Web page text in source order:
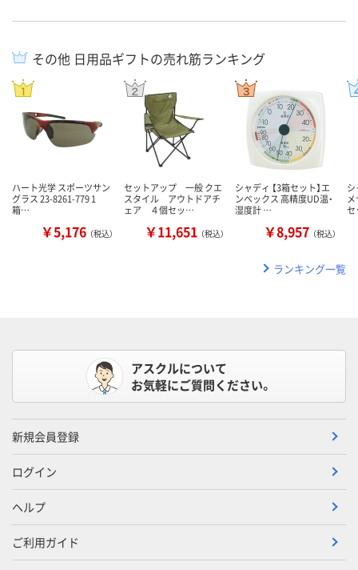
その他 日用品ギフトの売れ筋ランキング
ハート光学 スポーツサン
グラス 23-8261-779 1
箱…
￥5,176 （税込）
セットアップ 一般 クエ
スタイル アウトドアチ
ェア ４個セッ…
￥11,651 （税込）
シャディ 【3箱セット】エ
ンペックス 高精度UD温・
湿度計 …
￥8,957 （税込）
シ
ランキング一覧
アスクルについて
お気軽にご質問ください。
新規会員登録
ログイン
ヘルプ
ご利用ガイド